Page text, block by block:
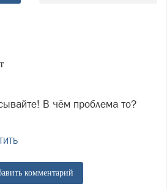
В чём проблема то?
комментарий